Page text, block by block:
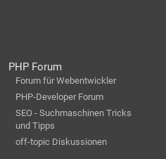
PHP Forum
Forum für Webentwickler
PHP-Developer Forum
SEO - Suchmaschinen Tricks
und Tipps
off-topic Diskussionen